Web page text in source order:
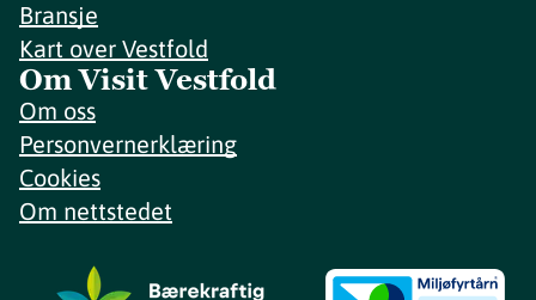
Bransje
Kart over Vestfold
Om Visit Vestfold
Om oss
Personvernerklæring
Cookies
Om nettstedet